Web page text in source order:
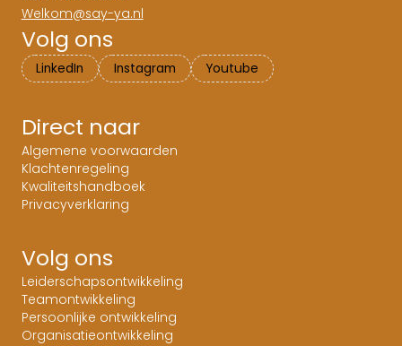
Welkom@say-ya.nl
Volg ons
LinkedIn Instagram Youtube
Direct naar
Algemene voorwaarden
Klachtenregeling
Kwaliteitshandboek
Privacyverklaring
Volg ons
Leiderschapsontwikkeling
Teamontwikkeling
Persoonlijke ontwikkeling
Organisatieontwikkeling